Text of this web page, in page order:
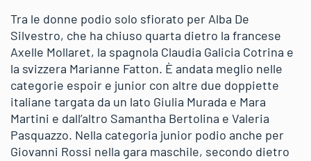
Tra le donne podio solo sfiorato per Alba De
Silvestro, che ha chiuso quarta dietro la francese
Axelle Mollaret, la spagnola Claudia Galicia Cotrina e
la svizzera Marianne Fatton. È andata meglio nelle
categorie espoir e junior con altre due doppiette
italiane targata da un lato Giulia Murada e Mara
Martini e dall’altro Samantha Bertolina e Valeria
Pasquazzo. Nella categoria junior podio anche per
Giovanni Rossi nella gara maschile, secondo dietro